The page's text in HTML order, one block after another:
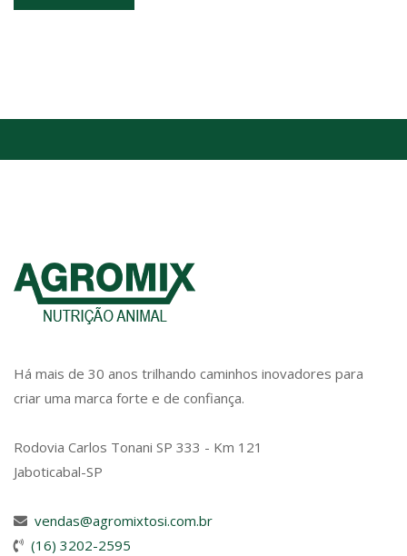
Há mais de 30 anos trilhando caminhos inovadores para
criar uma marca forte e de confiança.
Rodovia Carlos Tonani SP 333 - Km 121
Jaboticabal-SP
vendas@agromixtosi.com.br
(16) 3202-2595